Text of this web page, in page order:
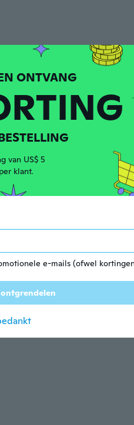
75 uploads
properly
uploads
van US$ 5
klant.
e-mails (ofwel